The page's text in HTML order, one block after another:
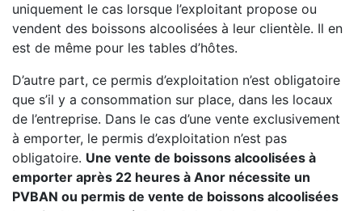
uniquement le cas lorsque l’exploitant propose ou
vendent des boissons alcoolisées à leur clientèle. Il en
est de même pour les tables d’hôtes.
D’autre part, ce permis d’exploitation n’est obligatoire
que s’il y a consommation sur place, dans les locaux
de l’entreprise. Dans le cas d’une vente exclusivement
à emporter, le permis d’exploitation n’est pas
obligatoire. Une vente de boissons alcoolisées à
emporter après 22 heures à Anor nécessite un
PVBAN ou permis de vente de boissons alcoolisées